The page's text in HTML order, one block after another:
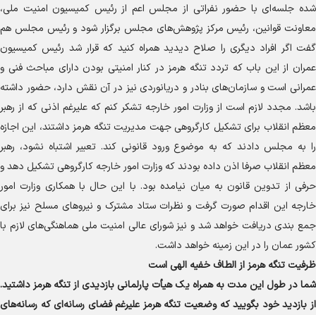
شده جلسه‌ای با حضور نفراتی از مجلس اعم از رئیس کمیسیون امنیت ملی،
معاونت قوانین، رئیس مرکز پژوهش‌های مجلس برگزار شود و رئیس مجلس هم
گفت اگر افراد دیگری را صلاح دیدید همراه کنید که قرار شد رئیس کمیسیون
عمران از این باب که تردد تنگه هرمز در کنار امنیتی بودن دارای مباحث فنی و
عمرانی است و سازمان‌های بنادر و دریانوردی نیز در آن نقش دارد، حضور داشته
باشد. مجدد لازم است از وزارت امور خارجه تشکر کنم که علیرغم اذنی که از رهبر
معظم انقلاب برای تشکیل کارگروهی جهت مدیریت تنگه هرمز داشتند، این اجازه
را به مجلس دادند که به موضوع ورود قانونی کند. تعبیر اشتباه نشود، رهبر
معظم انقلاب صرفا اذن داده بودند که وزارت امور خارجه کارگروهی تشکیل دهد و
حرفی از تدوین قانون به میان نیامده بود. با این حال با همکاری وزارت امور
خارجه این اقدام صورت گرفت و نظرات ستاد مشترک و نیرو‌های مسلح نیز برای
جمع بندی دریافت خواهد شد و نیز شورای عالی امنیت ملی هماهنگی‌های لازم با
کشور عمان را در این زمینه خواهد داشت.
ظرفیت تنگه هرمز از الطاف خفیه الهی است
شما در طول این مدت به همراه یک هیأت پارلمانی بازدیدی از تنگه هرمز داشتید.
از بازدید خود بگویید که وضعیت تنگه هرمز علیرغم فضای رسانه‌ای که رسانه‌های